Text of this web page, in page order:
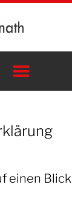
einen Blick